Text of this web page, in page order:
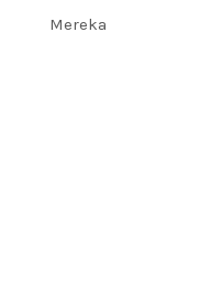
Mereka